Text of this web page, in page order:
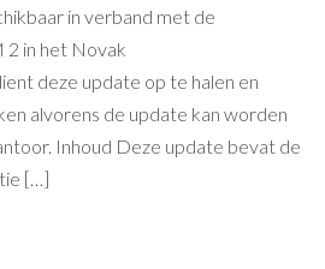
in verband met de
2 in het Novak
deze update op te halen en
alvorens de update kan worden
Inhoud Deze update bevat de
[…]